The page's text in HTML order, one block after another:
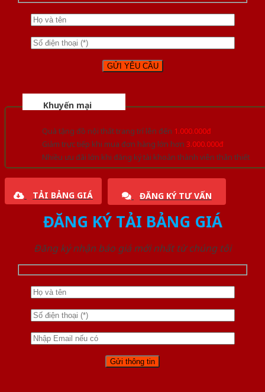
Khuyến mại
Quà tặng đồ nội thất trang trí lên đến 1.000.000đ
Giảm trực tiếp khi mua đơn hàng lớn hơn 3.000.000đ
Nhiều ưu đãi lớn khi đăng ký tài khoản thành viên thân thiết
TẢI BẢNG GIÁ ĐĂNG KÝ TƯ VẤN
ĐĂNG KÝ TẢI BẢNG GIÁ
Đăng ký nhận báo giá mới nhất từ chúng tôi